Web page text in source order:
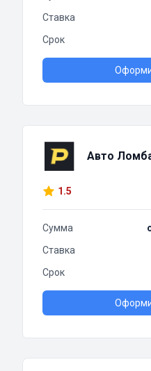
Ставка
Срок
Авто
1.5
Сумма
Ставка
Срок